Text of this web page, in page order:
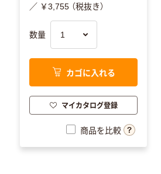
／ ￥3,755 （税抜き）
数量
カゴに入れる
マイカタログ登録
商品を比較